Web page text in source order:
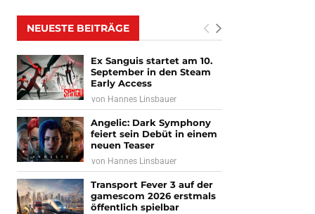
NEUESTE BEITRÄGE
Ex Sanguis startet am 10.
September in den Steam
Early Access
von Hannes Linsbauer
Angelic: Dark Symphony
feiert sein Debüt in einem
neuen Teaser
von Hannes Linsbauer
Transport Fever 3 auf der
gamescom 2026 erstmals
öffentlich spielbar